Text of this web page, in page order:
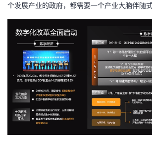
个发展产业的政府，都需要一个产业大脑伴随式